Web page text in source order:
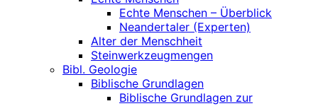
Echte Menschen – Überblick
Neandertaler (Experten)
Alter der Menschheit
Steinwerkzeugmengen
Bibl. Geologie
Biblische Grundlagen
Biblische Grundlagen zur